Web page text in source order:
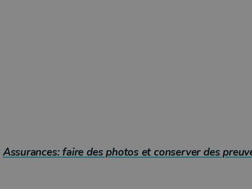
Assurances: faire des photos et conserver des